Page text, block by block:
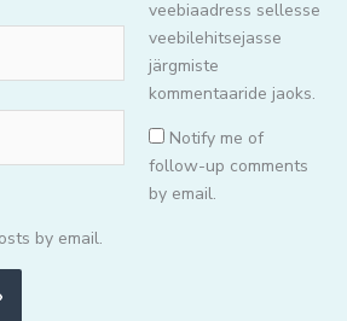
veebiaadress sellesse
veebilehitsejasse
järgmiste
kommentaaride jaoks.
Notify me of
follow-up comments
by email.
by email.